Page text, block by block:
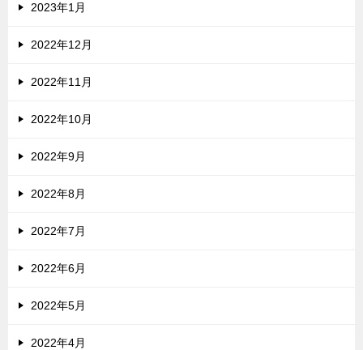
2023年1月
2022年12月
2022年11月
2022年10月
2022年9月
2022年8月
2022年7月
2022年6月
2022年5月
2022年4月